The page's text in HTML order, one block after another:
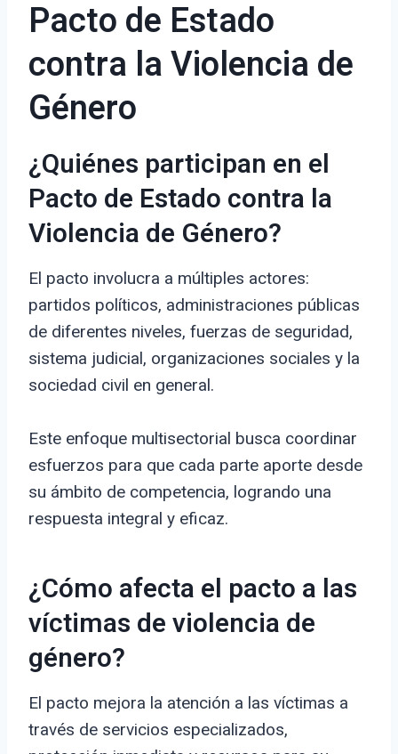
Pacto de Estado
contra la Violencia de
Género
¿Quiénes participan en el
Pacto de Estado contra la
Violencia de Género?
El pacto involucra a múltiples actores:
partidos políticos, administraciones públicas
de diferentes niveles, fuerzas de seguridad,
sistema judicial, organizaciones sociales y la
sociedad civil en general.
Este enfoque multisectorial busca coordinar
esfuerzos para que cada parte aporte desde
su ámbito de competencia, logrando una
respuesta integral y eficaz.
¿Cómo afecta el pacto a las
víctimas de violencia de
género?
El pacto mejora la atención a las víctimas a
través de servicios especializados,